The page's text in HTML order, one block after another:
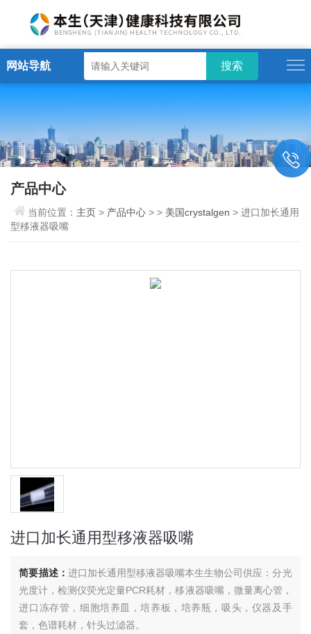
网站导航
产品中心
当前位置： 主页> 产品中心 > > 美国crystalgen > 进口加长通用
型移液器吸嘴
进口加长通用型移液器吸嘴
简要描述： 进口加长通用型移液器吸嘴本生生物公司供应：分光
光度计，检测仪荧光定量PCR耗材，移液器吸嘴，微量离心管，
进口冻存管，细胞培养皿，培养板，培养瓶，吸头，仪器及手
套，色谱耗材，针头过滤器。